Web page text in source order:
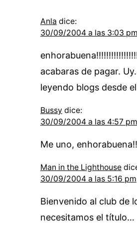
Anla dice:
30/09/2004 a las 3:03 pm
acabaras de pagar.
leyendo blogs desde
Bussy dice:
30/09/2004 a las 4:57 pm
Me uno,
Man in the Lighthouse
30/09/2004 a las 5:16 pm
Bienvenido al club de
necesitamos el título…